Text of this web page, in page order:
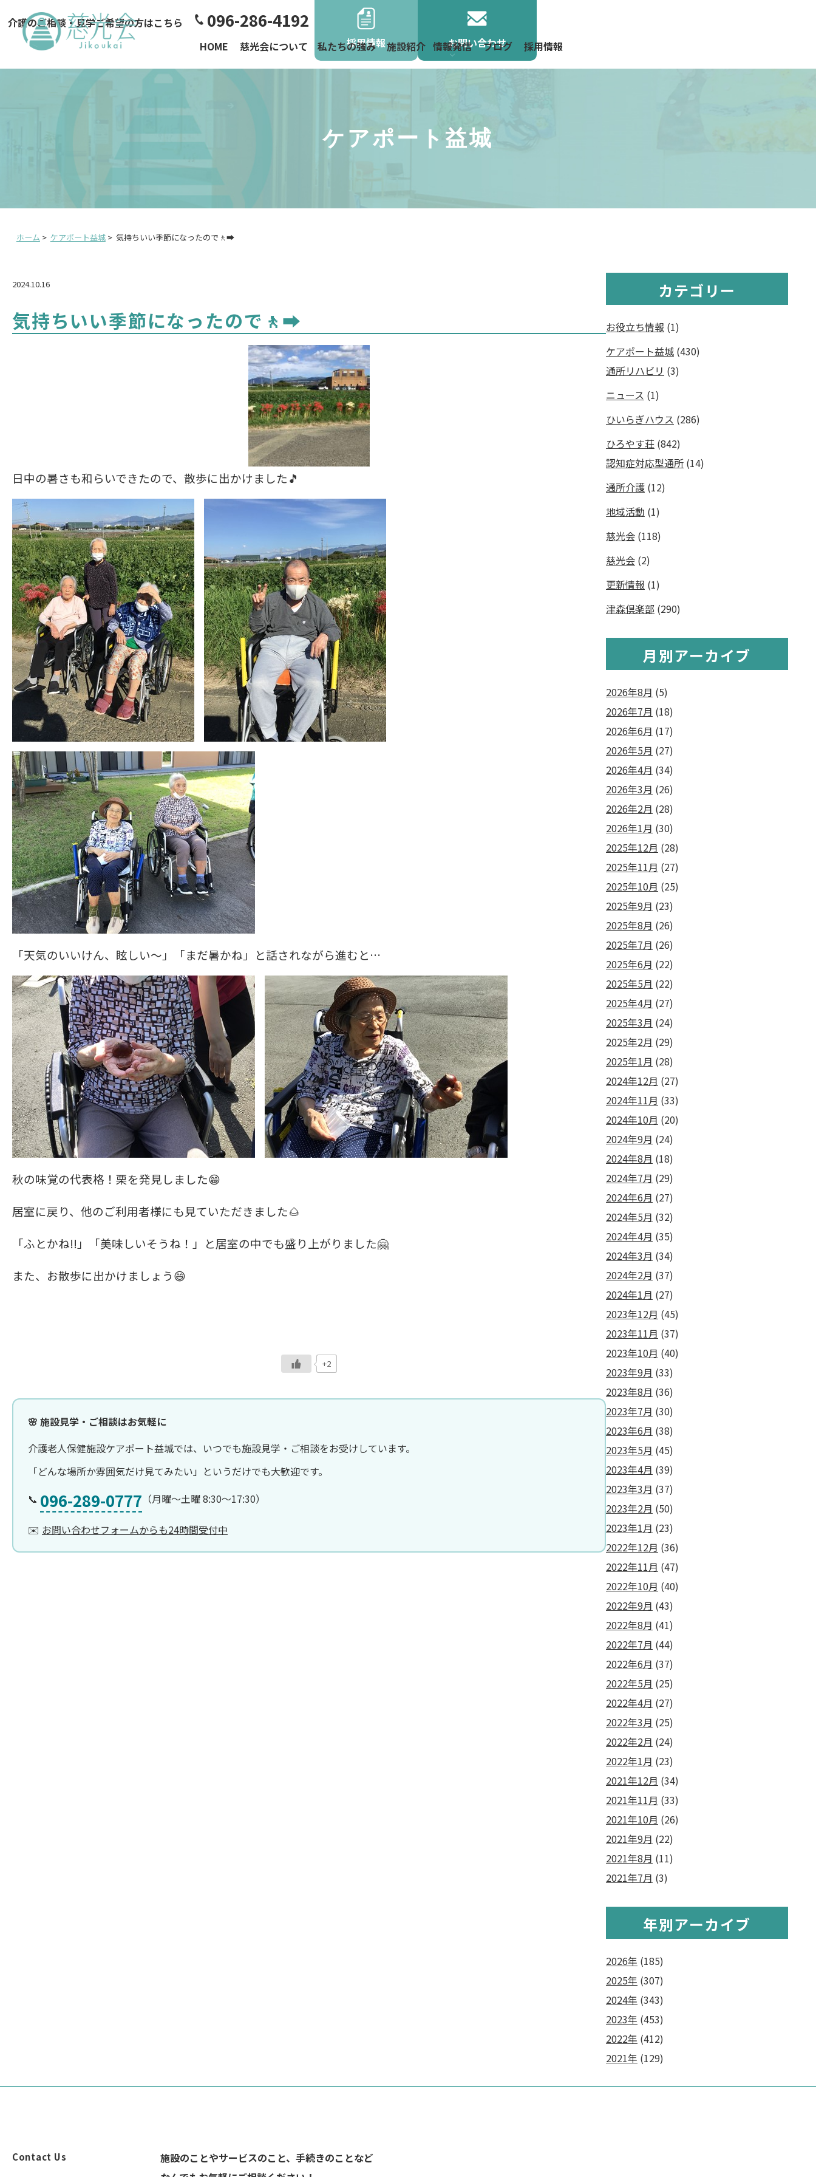
介護のご相談・見学ご希望の方はこちら 096-286-4192
採用情報 お問い合わせ
HOME 慈光会について 私たちの強み 施設紹介 情報発信 ブログ 採用情報
ケアポート益城
ホーム > ケアポート益城> 気持ちいい季節になったので🚶‍➡️
2024.10.16
気持ちいい季節になったので🚶‍➡️
日中の暑さも和らいできたので、散歩に出かけました🎵
「天気のいいけん、眩しい～」「まだ暑かね」と話されながら進むと…
秋の味覚の代表格！栗を発見しました😁
居室に戻り、他のご利用者様にも見ていただきました🌰
「ふとかね!!」「美味しいそうね！」と居室の中でも盛り上がりました🤗
また、お散歩に出かけましょう😄
+2
🌸 施設見学・ご相談はお気軽に
介護老人保健施設ケアポート益城では、いつでも施設見学・ご相談をお受けしています。
「どんな場所か雰囲気だけ見てみたい」というだけでも大歓迎です。
📞 096-289-0777 （月曜〜土曜 8:30〜17:30）
✉️ お問い合わせフォームからも24時間受付中
カテゴリー
お役立ち情報 (1)
ケアポート益城 (430)
通所リハビリ (3)
ニュース (1)
ひいらぎハウス (286)
ひろやす荘 (842)
認知症対応型通所 (14)
通所介護 (12)
地域活動 (1)
慈光会 (118)
慈光会 (2)
更新情報 (1)
津森倶楽部 (290)
月別アーカイブ
2026年8月 (5)
2026年7月 (18)
2026年6月 (17)
2026年5月 (27)
2026年4月 (34)
2026年3月 (26)
2026年2月 (28)
2026年1月 (30)
2025年12月 (28)
2025年11月 (27)
2025年10月 (25)
2025年9月 (23)
2025年8月 (26)
2025年7月 (26)
2025年6月 (22)
2025年5月 (22)
2025年4月 (27)
2025年3月 (24)
2025年2月 (29)
2025年1月 (28)
2024年12月 (27)
2024年11月 (33)
2024年10月 (20)
2024年9月 (24)
2024年8月 (18)
2024年7月 (29)
2024年6月 (27)
2024年5月 (32)
2024年4月 (35)
2024年3月 (34)
2024年2月 (37)
2024年1月 (27)
2023年12月 (45)
2023年11月 (37)
2023年10月 (40)
2023年9月 (33)
2023年8月 (36)
2023年7月 (30)
2023年6月 (38)
2023年5月 (45)
2023年4月 (39)
2023年3月 (37)
2023年2月 (50)
2023年1月 (23)
2022年12月 (36)
2022年11月 (47)
2022年10月 (40)
2022年9月 (43)
2022年8月 (41)
2022年7月 (44)
2022年6月 (37)
2022年5月 (25)
2022年4月 (27)
2022年3月 (25)
2022年2月 (24)
2022年1月 (23)
2021年12月 (34)
2021年11月 (33)
2021年10月 (26)
2021年9月 (22)
2021年8月 (11)
2021年7月 (3)
年別アーカイブ
2026年 (185)
2025年 (307)
2024年 (343)
2023年 (453)
2022年 (412)
2021年 (129)
Contact Us
施設のことやサービスのこと、手続きのことなど